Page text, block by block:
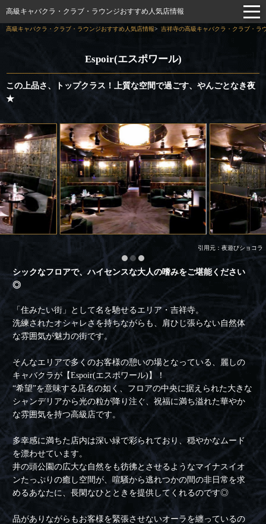
高級キャバクラ・クラブ・ラウンジおすすめ人気店情報
高級キャバクラ・クラブ・ラウンジおすすめ人気店情報 吉祥寺の高級キャバクラ・クラブ・ラ
Espoir(エスポワール)
この上品さ、トップクラス！上質な空間で過ごす、やんごとなき夜
★
引用元：夜遊びショコラ
シックなフロアで、ハイセンスな大人の嗜みをご堪能ください
◎
「住みたい街」として名を馳せるエリア・吉祥寺。
洗練されたオシャレさを持ちながらも、肩ひじ張らない自然体
な雰囲気が魅力の街です。
そんなエリアで多くのお客様の憩いの場となっている、麗しの
キャバクラが【Espoir(エスポワール)】！
“希望”を意味する店名の如く、フロアの中央に据えられた大きな
シャンデリアから光の粒が降り注ぐ、祝福に満ち溢れた華やか
な雰囲気を持つ高級店です。
多幸感に満ちた店内は深い緑で彩られており、穏やかなムード
を漂わせています。
井の頭公園の広大な自然をも彷彿とさせるようなマイナスイオ
ンたっぷりの癒し空間が、喧騒から逃れつかの間の非日常を求
めるあなたに、長閑なひとときを提供してくれるのです◎
品がありながらもお客様を緊張させないオーラを纏っているの